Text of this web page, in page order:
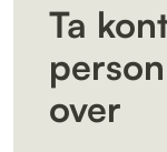
Ta
over